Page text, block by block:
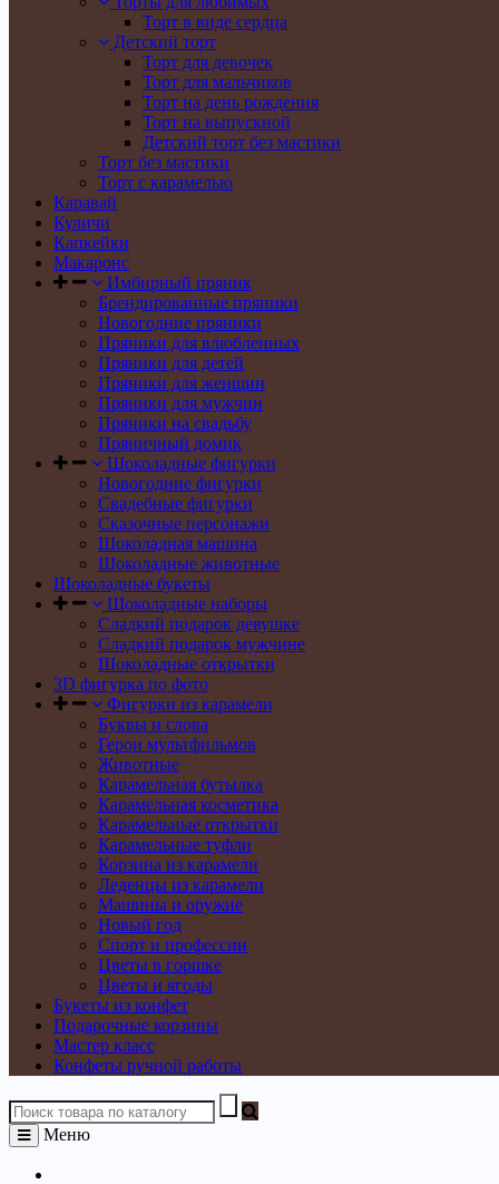
Торт в виде сердца
Детский торт
Торт для девочек
Торт для мальчиков
Торт на день рождения
Торт на выпускной
Детский торт без мастики
Торт без мастики
Торт с карамелью
Каравай
Куличи
Капкейки
Макаронс
Имбирный пряник
Брендированные пряники
Новогодние пряники
Пряники для влюбленных
Пряники для детей
Пряники для женщин
Пряники для мужчин
Пряники на свадьбу
Пряничный домик
Шоколадные фигурки
Новогодние фигурки
Свадебные фигурки
Сказочные персонажи
Шоколадная машина
Шоколадные животные
Шоколадные букеты
Шоколадные наборы
Сладкий подарок девушке
Сладкий подарок мужчине
Шоколадные открытки
3D фигурка по фото
Фигурки из карамели
Буквы и слова
Герои мультфильмов
Животные
Карамельная бутылка
Карамельная косметика
Карамельные открытки
Карамельные туфли
Корзина из карамели
Леденцы из карамели
Машины и оружие
Новый год
Спорт и профессии
Цветы в горшке
Цветы и ягоды
Букеты из конфет
Подарочные корзины
Мастер класс
Конфеты ручной работы
Меню